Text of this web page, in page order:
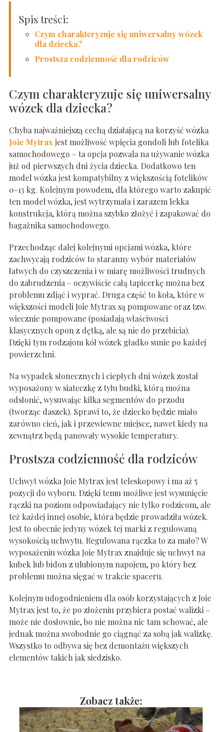
Spis treści:
Czym charakteryzuje się uniwersalny wózek
dla dziecka?
Prostsza codzienność dla rodziców
Czym charakteryzuje się uniwersalny
wózek dla dziecka?
Chyba najważniejszą cechą działającą na korzyść wózka
Joie Mytrax jest możliwość wpięcia gondoli lub fotelika
samochodowego – ta opcja pozwala na używanie wózka
już od pierwszych dni życia dziecka. Dodatkowo ten
model wózka jest kompatybilny z większością fotelików
0-13 kg. Kolejnym powodem, dla którego warto zakupić
ten model wózka, jest wytrzymała i zarazem lekka
konstrukcja, którą można szybko złożyć i zapakować do
bagażnika samochodowego.
Przechodząc dalej kolejnymi opcjami wózka, które
zachwycają rodziców to staranny wybór materiałów
łatwych do czyszczenia i w miarę możliwości trudnych
do zabrudzenia – oczywiście całą tapicerkę można bez
problemu zdjąć i wyprać. Druga część to koła, które w
większości modeli Joie Mytrax są pompowane oraz tzw.
wiecznie pompowane (posiadają właściwości
klasycznych opon z dętką, ale są nie do przebicia).
Dzięki tym rodzajom kół wózek gładko sunie po każdej
powierzchni.
Na wypadek słonecznych i ciepłych dni wózek został
wyposażony w siateczkę z tyłu budki, którą można
odsłonić, wysuwając kilka segmentów do przodu
(tworząc daszek). Sprawi to, że dziecko będzie miało
zarówno cień, jak i przewiewne miejsce, nawet kiedy na
zewnątrz będą panowały wysokie temperatury.
Prostsza codzienność dla rodziców
Uchwyt wózka Joie Mytrax jest teleskopowy i ma aż 5
pozycji do wyboru. Dzięki temu możliwe jest wysunięcie
rączki na poziom odpowiadający nie tylko rodzicom, ale
też każdej innej osobie, która będzie prowadziła wózek.
Jest to obecnie jedyny wózek tej marki z regulowaną
wysokością uchwytu. Regulowana rączka to za mało? W
wyposażeniu wózka Joie Mytrax znajduje się uchwyt na
kubek lub bidon z ulubionym napojem, po który bez
problemu można sięgać w trakcie spaceru.
Kolejnym udogodnieniem dla osób korzystających z Joie
Mytrax jest to, że po złożeniu przybiera postać walizki –
może nie dosłownie, bo nie można nic tam schować, ale
jednak można swobodnie go ciągnąć za sobą jak walizkę.
Wszystko to odbywa się bez demontażu większych
elementów takich jak siedzisko.
Zobacz także: